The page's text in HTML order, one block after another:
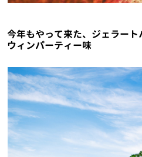
今年もやって来た、ジェラー
ウィンパーティー味